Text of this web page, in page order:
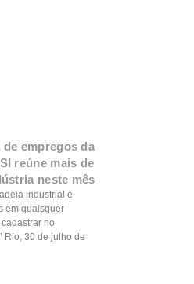
empregos da
reúne mais de
neste mês
industrial e
em quaisquer
no
Rio, 30 de julho de